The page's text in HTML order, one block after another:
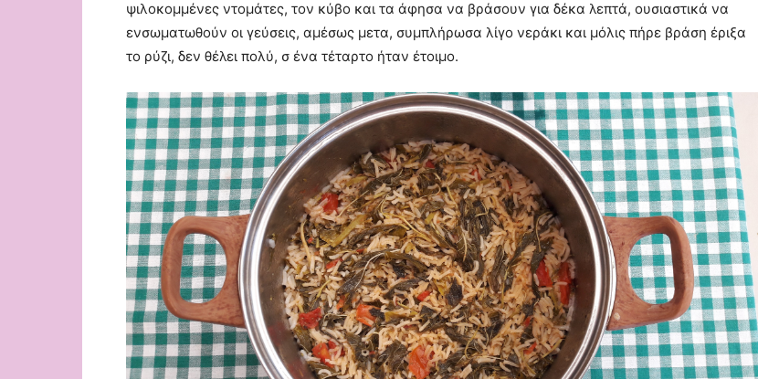
ψιλοκομμένες ντομάτες, τον κύβο και τα άφησα να βράσουν για δέκα λεπτά, ουσιαστικά να
ενσωματωθούν οι γεύσεις, αμέσως μετα, συμπλήρωσα λίγο νεράκι και μόλις πήρε βράση έριξα
το ρύζι, δεν θέλει πολύ, σ ένα τέταρτο ήταν έτοιμο.